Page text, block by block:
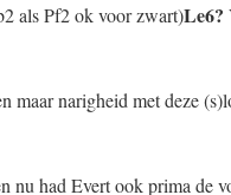
als Pf2 ok voor zwart)Le6?
maar narigheid met deze
nu had Evert ook prima de